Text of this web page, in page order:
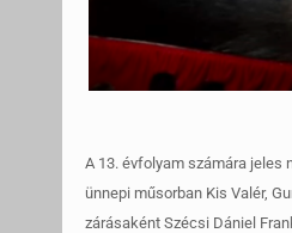
A 13. évfolyam számára jeles
ünnepi műsorban Kis Valér,
zárásaként Szécsi Dániel